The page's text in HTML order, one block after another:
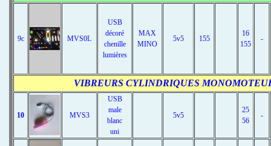
9c MVS0L
USB
décoré
chenille
lumières
MAX
MINO
5v5 155
16
155
-
VIBREURS CYLINDRIQUES
10 MVS3
USB
male
blanc
uni
5v5
25
56
-